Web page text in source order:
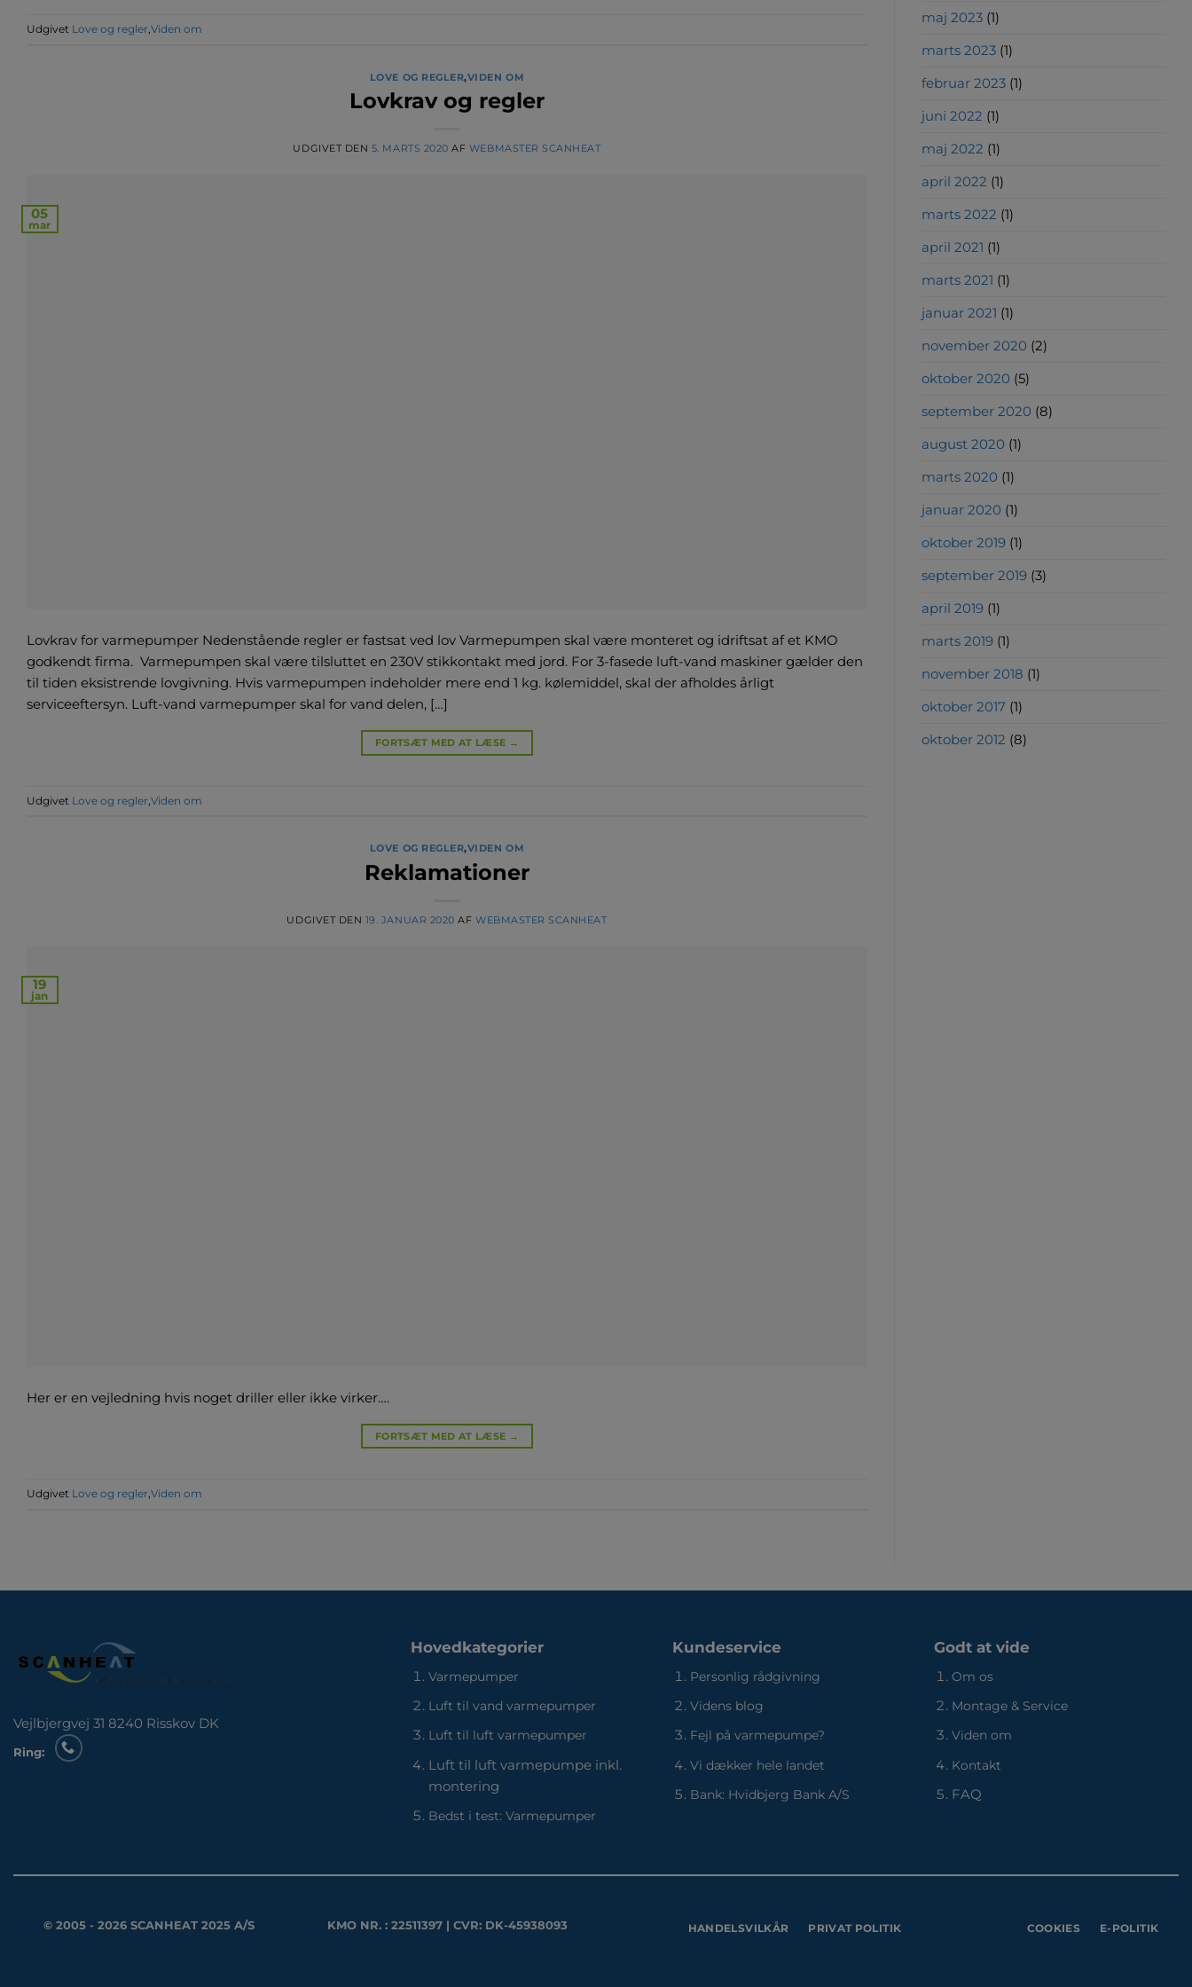
Udgivet Love og regler,Viden om
LOVE OG REGLER,VIDEN OM
Lovkrav og regler
UDGIVET DEN 5. MARTS 2020 AF WEBMASTER SCANHEAT
05
mar
Lovkrav for varmepumper Nedenstående regler er fastsat ved lov Varmepumpen skal være monteret og idriftsat af et KMO
godkendt firma. Varmepumpen skal være tilsluttet en 230V stikkontakt med jord. For 3-fasede luft-vand maskiner gælder den
til tiden eksistrende lovgivning. Hvis varmepumpen indeholder mere end 1 kg. kølemiddel, skal der afholdes årligt
serviceeftersyn. Luft-vand varmepumper skal for vand delen, […]
FORTSÆT MED AT LÆSE →
Udgivet Love og regler Viden om
LOVE OG REGLER,VIDEN OM
Reklamationer
UDGIVET DEN 19. JANUAR 2020 AF WEBMASTER SCANHEAT
19
jan
Her er en vejledning hvis noget driller eller ikke virker….
FORTSÆT MED AT LÆSE →
Udgivet Love og regler,Viden om
maj 2023 (1)
marts 2023 (1)
februar 2023 (1)
juni 2022 (1)
maj 2022 (1)
april 2022 (1)
marts 2022 (1)
april 2021 (1)
marts 2021 (1)
januar 2021 (1)
november 2020 (2)
oktober 2020 (5)
september 2020 (8)
august 2020 (1)
marts 2020 (1)
januar 2020 (1)
oktober 2019 (1)
september 2019 (3)
april 2019 (1)
marts 2019 (1)
november 2018 (1)
oktober 2017 (1)
oktober 2012 (8)
Vejlbjergvej 31 8240 Risskov DK
Ring:
Hovedkategorier
Varmepumper
Luft til vand varmepumper
Luft til luft varmepumper
Luft til luft varmepumpe inkl.
montering
Bedst i test: Varmepumper
Kundeservice
Personlig rådgivning
Videns blog
Fejl på varmepumpe?
Vi dækker hele landet
Bank: Hvidbjerg Bank A/S
Godt at vide
Om os
Montage & Service
Viden om
Kontakt
FAQ
© 2005 - 2026 SCANHEAT 2025 A/S KMO NR. : 22511397 | CVR: DK-45938093 HANDELSVILKÅR PRIVAT POLITIK COOKIES E-POLITIK